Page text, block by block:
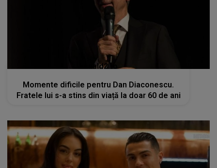
kanald2.ro
Momente dificile pentru Dan Diaconescu.
Fratele lui s-a stins din viață la doar 60 de ani